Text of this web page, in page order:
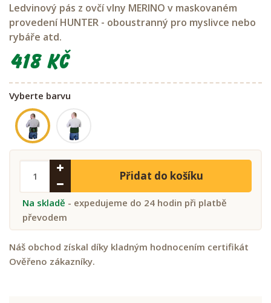
Ledvinový pás z ovčí vlny MERINO v maskovaném
provedení HUNTER - oboustranný pro myslivce nebo
rybáře atd.
418 Kč
Vyberte barvu
Přidat do košíku
Na skladě - expedujeme do 24 hodin při platbě
převodem
Náš obchod získal díky kladným hodnocením certifikát
Ověřeno zákazníky.